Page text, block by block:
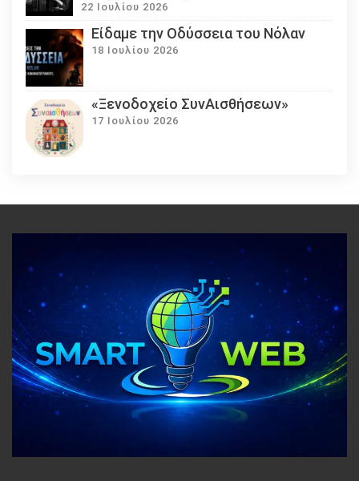
22 Ιουλίου 2026
Eίδαμε την Οδύσσεια του Νόλαν
18 Ιουλίου 2026
«Ξενοδοχείο ΣυνΑισθήσεων»
17 Ιουλίου 2026